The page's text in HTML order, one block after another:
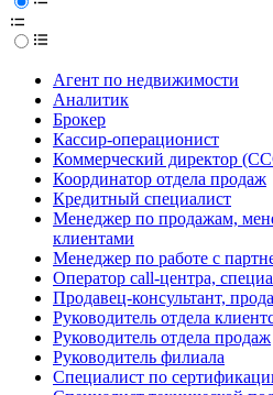
Агент по недвижимости
Аналитик
Брокер
Кассир-операционист
Коммерческий директор
Координатор отдела продаж
Кредитный специалист
Менеджер по продажам,
клиентами
Менеджер по работе с
Оператор call-центра,
Продавец-консультант,
Руководитель отдела
Руководитель отдела продаж
Руководитель филиала
Специалист по